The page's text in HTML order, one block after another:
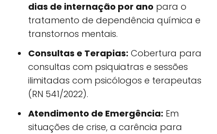
dias de internação por ano para o
tratamento de dependência química e
transtornos mentais.
Consultas e Terapias: Cobertura para
consultas com psiquiatras e sessões
ilimitadas com psicólogos e terapeutas
(RN 541/2022).
Atendimento de Emergência: Em
situações de crise, a carência para